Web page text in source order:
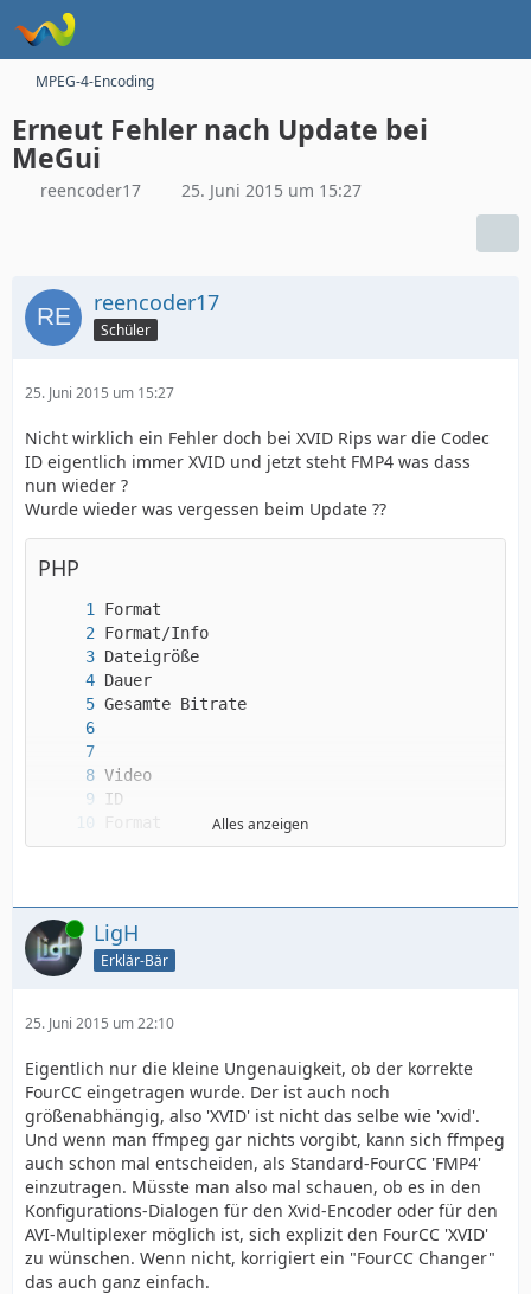
MPEG-4-Encoding
Erneut Fehler nach Update bei
MeGui
reencoder17 25. Juni 2015 um 15:27
reencoder17
Schüler
25. Juni 2015 um 15:27
Nicht wirklich ein Fehler doch bei XVID Rips war die Codec
ID eigentlich immer XVID und jetzt steht FMP4 was dass
nun wieder ?
Wurde wieder was vergessen beim Update ??
PHP
Alles anzeigen
Online LigH
Erklär-Bär
25. Juni 2015 um 22:10
Eigentlich nur die kleine Ungenauigkeit, ob der korrekte
FourCC eingetragen wurde. Der ist auch noch
größenabhängig, also 'XVID' ist nicht das selbe wie 'xvid'.
Und wenn man ffmpeg gar nichts vorgibt, kann sich ffmpeg
auch schon mal entscheiden, als Standard-FourCC 'FMP4'
einzutragen. Müsste man also mal schauen, ob es in den
Konfigurations-Dialogen für den Xvid-Encoder oder für den
AVI-Multiplexer möglich ist, sich explizit den FourCC 'XVID'
zu wünschen. Wenn nicht, korrigiert ein "FourCC Changer"
das auch ganz einfach.